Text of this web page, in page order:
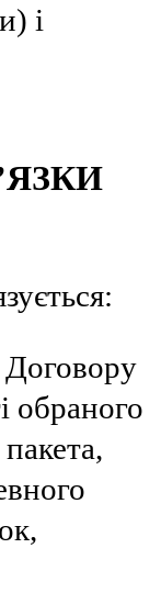
і
Договору
обраного